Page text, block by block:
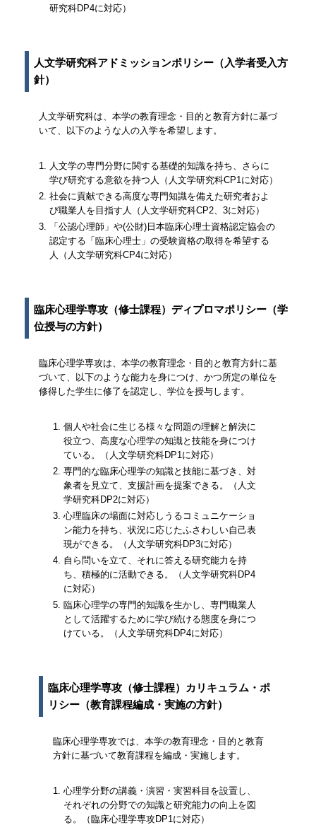
研究科DP4に対応）
人文学研究科アドミッションポリシー（入学者受入方
針）
人文学研究科は、本学の教育理念・目的と教育方針に基づ
いて、以下のような人の入学を希望します。
人文学の専門分野に関する基礎的知識を持ち、さらに
学び研究する意欲を持つ人（人文学研究科CP1に対応）
社会に貢献できる高度な専門知識を備えた研究者およ
び職業人を目指す人（人文学研究科CP2、3に対応）
「公認心理師」や(公財)日本臨床心理士資格認定協会の
認定する「臨床心理士」の受験資格の取得を希望する
人（人文学研究科CP4に対応）
臨床心理学専攻（修士課程）ディプロマポリシー（学
位授与の方針）
臨床心理学専攻は、本学の教育理念・目的と教育方針に基
づいて、以下のような能力を身につけ、かつ所定の単位を
修得した学生に修了を認定し、学位を授与します。
個人や社会に生じる様々な問題の理解と解決に
役立つ、高度な心理学の知識と技能を身につけ
ている。（人文学研究科DP1に対応）
専門的な臨床心理学の知識と技能に基づき、対
象者を見立て、支援計画を提案できる。（人文
学研究科DP2に対応）
心理臨床の場面に対応しうるコミュニケーショ
ン能力を持ち、状況に応じたふさわしい自己表
現ができる。（人文学研究科DP3に対応）
自ら問いを立て、それに答える研究能力を持
ち、積極的に活動できる。（人文学研究科DP4
に対応）
臨床心理学の専門的知識を生かし、専門職業人
として活躍するために学び続ける態度を身につ
けている。（人文学研究科DP4に対応）
臨床心理学専攻（修士課程）カリキュラム・ポ
リシー（教育課程編成・実施の方針）
臨床心理学専攻では、本学の教育理念・目的と教育
方針に基づいて教育課程を編成・実施します。
心理学分野の講義・演習・実習科目を設置し、
それぞれの分野での知識と研究能力の向上を図
る。（臨床心理学専攻DP1に対応）